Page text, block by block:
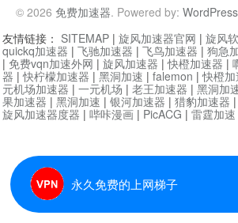
© 2026 免费加速器. Powered by: WordPress
永久免费的上网梯子
友情链接： SITEMAP | 旋风加速器官网 | 旋风
quickq加速器 | 飞驰加速器 | 飞鸟加速器 | 狗急
| 免费vqn加速外网 | 旋风加速器 |快橙加速器 |
器 |快柠檬加速器 | 黑洞加速 | falemon |快橙
元机场加速器 | 一元机场 | 老王加速器 | 黑洞加
果加速器 | 黑洞加速 | 银河加速器 | 猎豹加速器 |
旋风加速器度器 | 哔咔漫画 | PicACG | 雷霆加速